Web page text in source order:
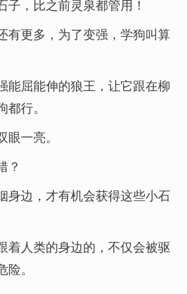
子，比之前灵泉都管用！
有更多，为了变强，学狗叫算
能屈能伸的狼王，让它跟在柳
行。
一亮。
？
身边，才有机会获得这些小石
着人类的身边的，不仅会被驱
。